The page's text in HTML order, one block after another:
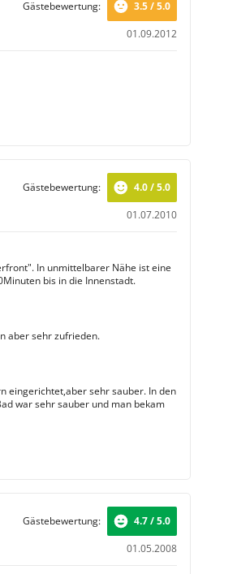
01.09.2012
Gästebewertung: 3.5 / 5.0
01.07.2010
Gästebewertung: 4.0 / 5.0
In unmittelbarer Nähe ist eine
bis in die Innenstadt.
aber sehr zufrieden.
eingerichtet,aber sehr sauber. In den
war sehr sauber und man bekam
01.05.2008
Gästebewertung: 4.7 / 5.0